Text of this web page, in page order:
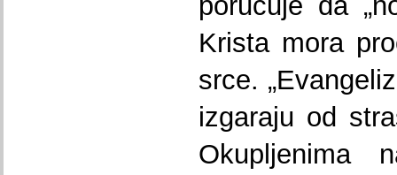
Krista mora
srce.
izgaraju od
Okupljenima